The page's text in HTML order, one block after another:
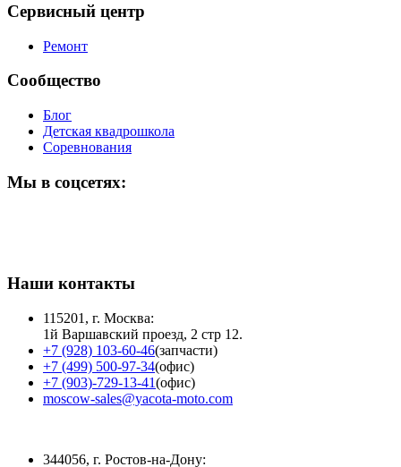
Сервисный центр
Ремонт
Сообщество
Блог
Детская квадрошкола
Соревнования
Мы в соцсетях:
Наши контакты
115201, г. Москва:
1й Варшавский проезд, 2 стр 12.
+7 (928) 103-60-46(запчасти)
+7 (499) 500-97-34(офис)
+7 (903)-729-13-41(офис)
moscow-sales@yacota-moto.com
344056, г. Ростов-на-Дону: